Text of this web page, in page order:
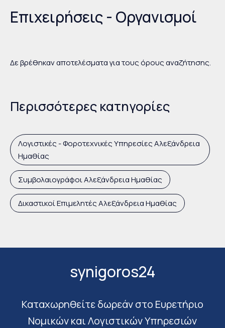
Επιχειρήσεις - Οργανισμοί
Δε βρέθηκαν αποτελέσματα για τους όρους αναζήτησης.
Περισσότερες κατηγορίες
Λογιστικές - Φοροτεχνικές Υπηρεσίες Αλεξάνδρεια
Ημαθίας
Συμβολαιογράφοι Αλεξάνδρεια Ημαθίας
Δικαστικοί Επιμελητές Αλεξάνδρεια Ημαθίας
synigoros24
Καταχωρηθείτε δωρεάν στο Ευρετήριο
Νομικών και Λογιστικών Υπηρεσιών